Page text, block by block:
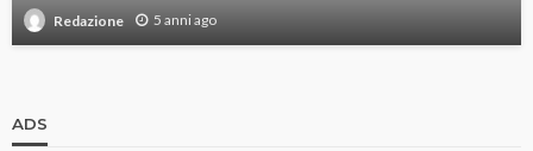
Redazione 5 anni ago
ADS